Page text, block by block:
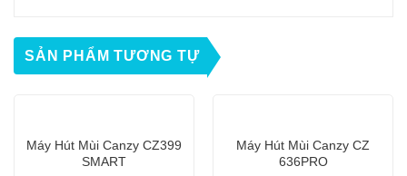
SẢN PHẨM TƯƠNG TỰ
Máy Hút Mùi Canzy CZ399
SMART
Máy Hút Mùi Canzy CZ
636PRO